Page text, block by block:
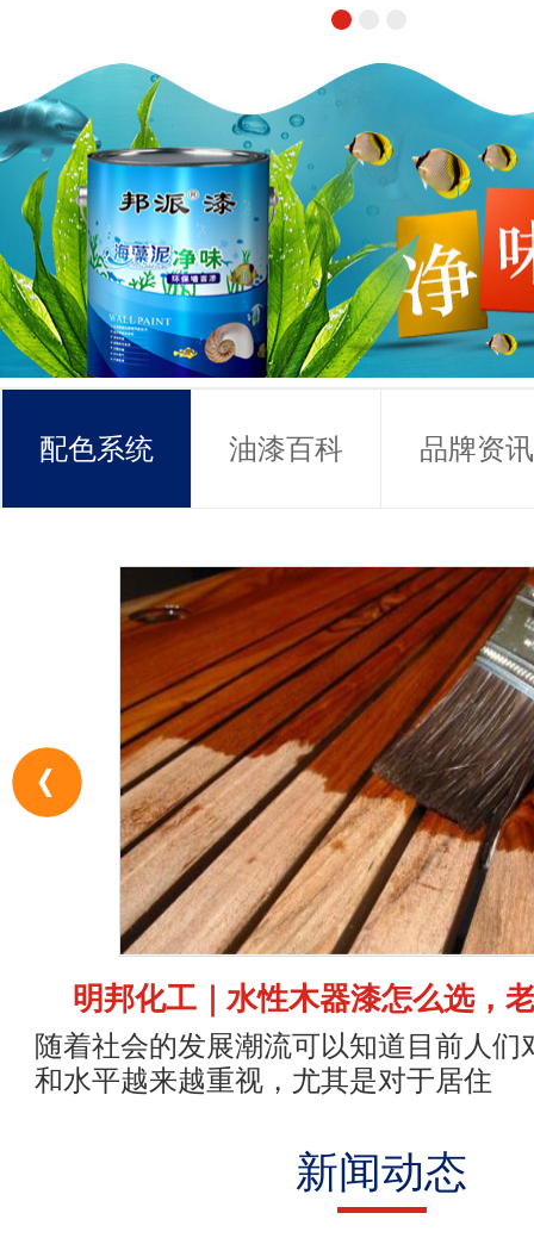
配色系统 油漆百科 品牌资讯
常见问题 联系方式
明邦化工｜水性木器漆怎么选，
随着社会的发展潮流可以知道目前人们
和水平越来越重视，尤其是对于居住
新闻动态